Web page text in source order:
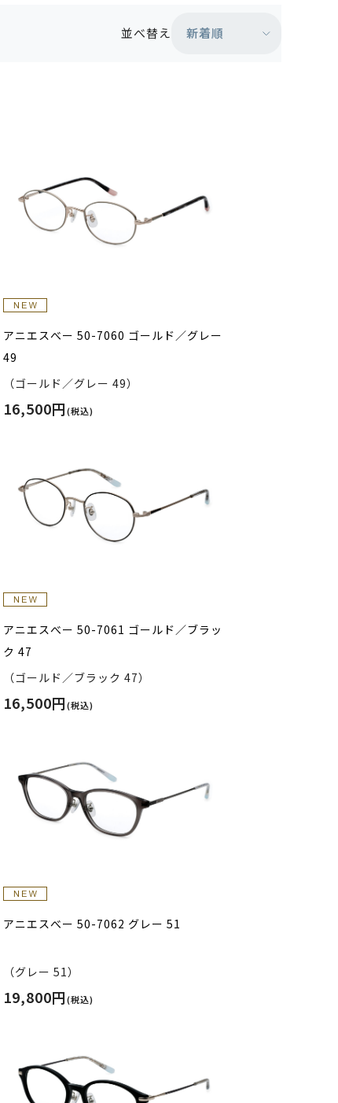
並べ替え 新着順
アニエスべー 50-7060 ゴールド／グレー
49
（ゴールド／グレー 49）
16,500円(税込)
アニエスべー 50-7061 ゴールド／ブラッ
ク 47
（ゴールド／ブラック 47）
16,500円(税込)
アニエスべー 50-7062 グレー 51
（グレー 51）
19,800円(税込)